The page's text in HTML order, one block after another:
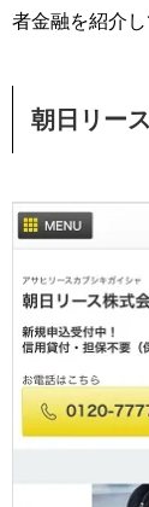
者金融を紹介し
朝日リー